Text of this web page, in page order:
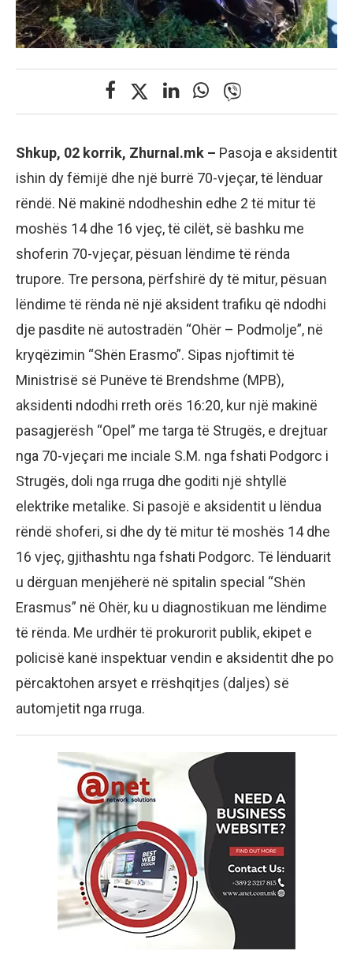
Shkup, 02 korrik, Zhurnal.mk – Pasoja e aksidentit
ishin dy fëmijë dhe një burrë 70-vjeçar, të lënduar
rëndë. Në makinë ndodheshin edhe 2 të mitur të
moshës 14 dhe 16 vjeç, të cilët, së bashku me
shoferin 70-vjeçar, pësuan lëndime të rënda
trupore. Tre persona, përfshirë dy të mitur, pësuan
lëndime të rënda në një aksident trafiku që ndodhi
dje pasdite në autostradën “Ohër – Podmolje”, në
kryqëzimin “Shën Erasmo”. Sipas njoftimit të
Ministrisë së Punëve të Brendshme (MPB),
aksidenti ndodhi rreth orës 16:20, kur një makinë
pasagjerësh “Opel” me targa të Strugës, e drejtuar
nga 70-vjeçari me inciale S.M. nga fshati Podgorc i
Strugës, doli nga rruga dhe goditi një shtyllë
elektrike metalike. Si pasojë e aksidentit u lëndua
rëndë shoferi, si dhe dy të mitur të moshës 14 dhe
16 vjeç, gjithashtu nga fshati Podgorc. Të lënduarit
u dërguan menjëherë në spitalin special “Shën
Erasmus” në Ohër, ku u diagnostikuan me lëndime
të rënda. Me urdhër të prokurorit publik, ekipet e
policisë kanë inspektuar vendin e aksidentit dhe po
përcaktohen arsyet e rrëshqitjes (daljes) së
automjetit nga rruga.